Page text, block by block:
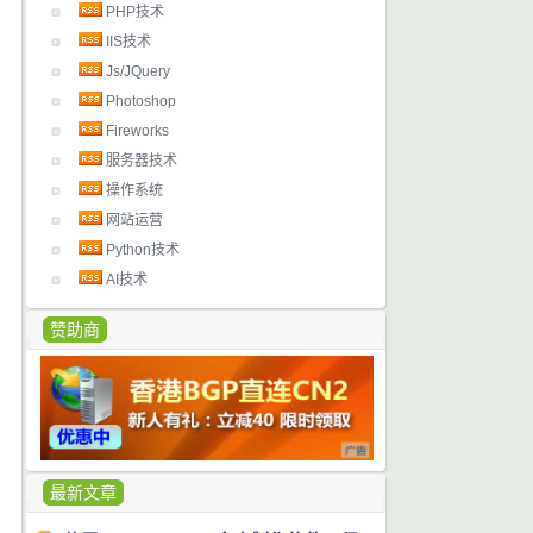
PHP技术
IIS技术
Js/JQuery
Photoshop
Fireworks
服务器技术
操作系统
网站运营
Python技术
AI技术
赞助商
最新文章